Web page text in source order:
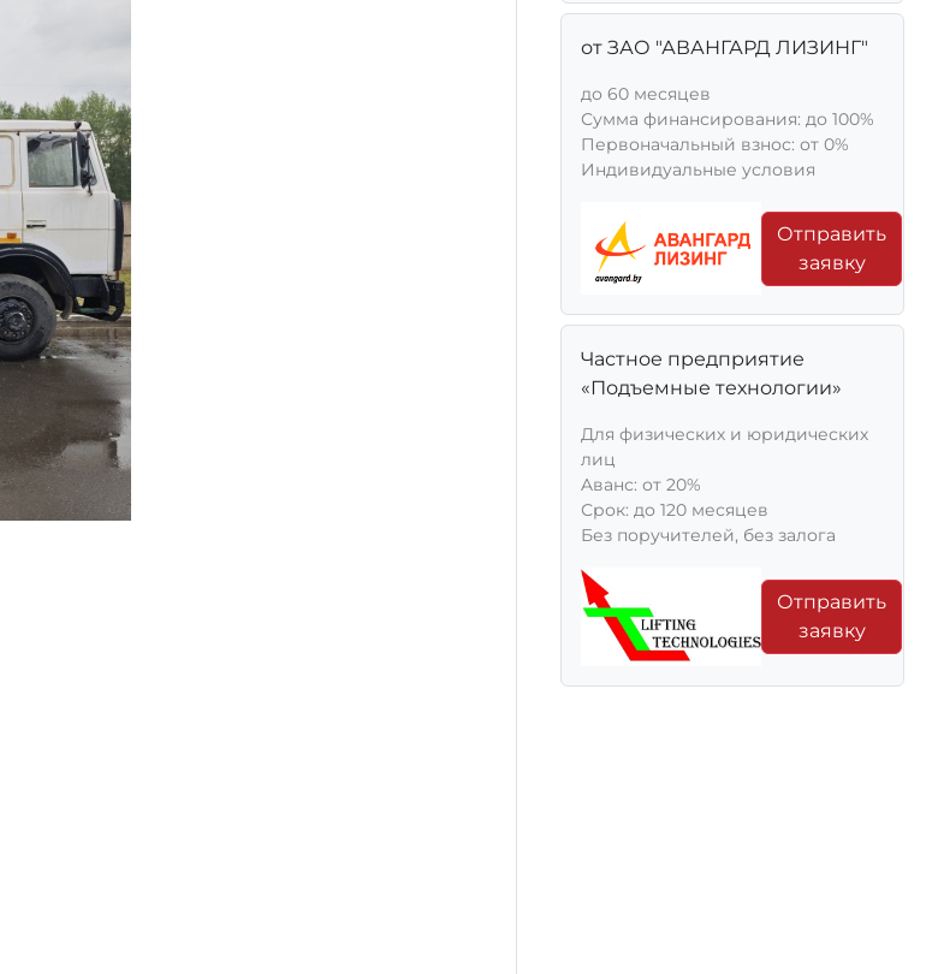
от ЗАО "АВАНГАРД ЛИЗИНГ"
до 60 месяцев
Сумма финансирования: до 100%
Первоначальный взнос: от 0%
Индивидуальные условия
Отправить
заявку
Частное предприятие
«Подъемные технологии»
Для физических и юридических
лиц
Aванс: от 20%
Срок: до 120 месяцев
Без поручителей, без залога
Отправить
заявку